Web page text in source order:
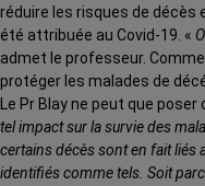
réduire les risques de décès
été attribuée au Covid-19. «
admet le professeur.
protéger les malades de
Le Pr Blay ne peut que poser
tel impact sur la survie des
certains décès sont en fait liés
identifiés comme tels. Soit